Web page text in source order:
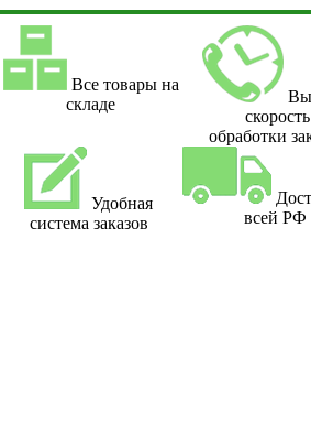
Все товары на
складе
скорость
обработки
Удобная
система заказов
всей РФ